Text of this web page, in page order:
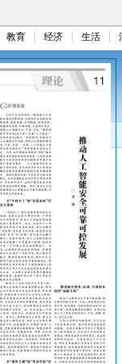
教育 经济 生活